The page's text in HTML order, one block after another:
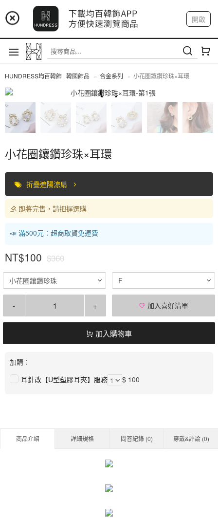
📢 市集預告：9/4-9/6 淡水捷運站
📢 市集預告：9/12-9/13 八里海巡基地
📢 市集預告：8/22-8/23 桃園青埔置地廣場
開啟
註冊 我的帳戶
HUNDRESS均百韓飾 | 韓國飾品 合金系列 小花圈鑲鑽珍珠×耳環
小花圈鑲鑽珍珠×耳環
折疊遮陽涼扇
即將完售，請把握選購
📣 滿500元：超商取貨免運費
NT$100 $360
小花圈鑲鑽珍珠 F
- + 加入喜好清單
加入購物車
加購：
耳針改【U型塑膠耳夾】服務
$ 100
商品介紹 詳細規格 問答紀錄 (0) 穿戴&評論 (0)